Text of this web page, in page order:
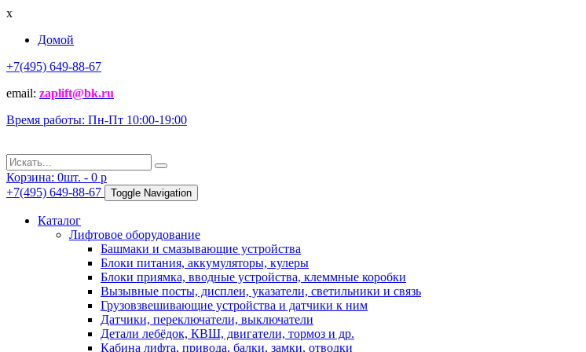
x
Домой
+7(495) 649-88-67
email: zaplift@bk.ru
Время работы: Пн-Пт 10:00-19:00
Корзина: 0шт. - 0 p
+7(495) 649-88-67
Toggle Navigation
Каталог
Лифтовое оборудование
Башмаки и смазывающие устройства
Блоки питания, аккумуляторы, кулеры
Блоки приямка, вводные устройства, клеммные коробки
Вызывные посты, дисплеи, указатели, светильники и связь
Грузовзвешивающие устройства и датчики к ним
Датчики, переключатели, выключатели
Детали лебёдок, КВШ, двигатели, тормоз и др.
Кабина лифта, привода, балки, замки, отводки